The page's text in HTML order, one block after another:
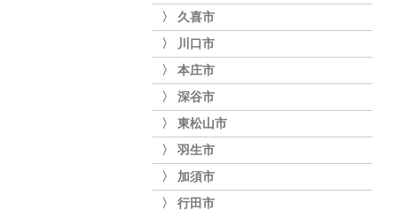
〉 久喜市
〉 川口市
〉 本庄市
〉 深谷市
〉 東松山市
〉 羽生市
〉 加須市
〉 行田市